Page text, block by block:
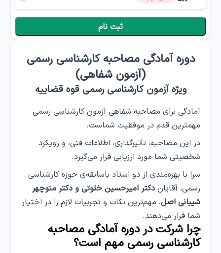
دوره آمادگی مصاحبه کارشناسی رسمی
(آزمون شفاهی)
ویژه آزمون کارشناسی رسمی قوه قضاییه
آمادگی برای مصاحبه شفاهی آزمون کارشناسی رسمی
مهمترین قدم در موفقیت شماست.
در این مصاحبه، تأثیرگذاری، اطلاعات فنی، و رویکرد
شخصیتی شما مورد ارزیابی قرار می‌گیرد.
سرا با بهره‌مندی از دو استاد باسابقه‌ی حوزه کارشناسی
رسمی، آقایاندکتر امیرحسین خلوتی و دکتر منوچهر
شیبانی اصل، مهم‌ترین نکات و تجربیات لازم را در اختیار
شما قرار می‌دهند.
چرا شرکت در دوره‌ آمادگی مصاحبه
کارشناسی رسمی مهم است؟
مدت دوره
10ساعت
تاریخ شروع
۳۰ اردیبهشت ۱۴۰۵
چهارشنبه
پنجشنبه
ثبت نام